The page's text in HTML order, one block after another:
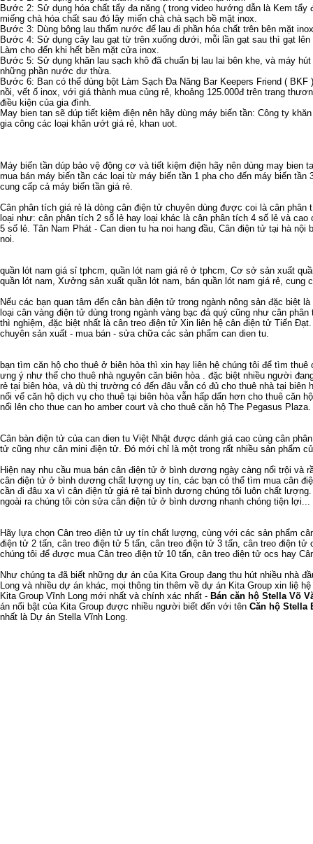
Bước 2: Sử dụng hóa chất tẩy đa năng ( trong video hướng dẫn là Kem tẩy
miếng chà hóa chất sau đó lây miến chà chà sạch bề mặt inox.
Bước 3: Dùng bông lau thấm nước để lau đi phần hóa chất trên bên mặt
Bước 4: Sử dụng cây lau gạt từ trên xuống dưới, mỗi lần gạt sau thì gạt
Làm cho đến khi hết bền mặt cửa inox.
Bước 5: Sử dụng khăn lau sạch khô đã chuẩn bị lau lai bên khe, và máy hút
những phần nước dư thừa.
Bước 6: Ban có thể dùng bột Làm Sạch Đa Năng Bar Keepers Friend ( BKF
nồi, vết ố inox, với giá thành mua củng rẻ, khoảng 125.000đ trên trang
điều kiện của gia đình.
May bien tan sẽ dúp tiết kiệm điện nên hãy dùng máy biến tần: Công ty
gia công các loại khăn ướt giá rẻ khan uot
Máy biến tần dúp bảo vệ động cơ và tiết kiệm điện hãy nên dùng may bien
mua bán máy biến tần các loại từ máy biến tần 1 pha cho đến máy biến tần
cung cấp cả máy biến tần giá rẻ
Cân phân tích giá rẻ là dòng cân điện tử chuyên dùng được coi là cân phân
loại như: cân phân tích 2 số lẻ hay loại khác là cân phân tích 4 số lẻ và cao
5 số lẻ . Tân Nam Phát - Can dien tu ha noi hang đầu, Cân điện tử tại hà nội
noi
quần lót nam giá sỉ tphcm quần lót nam giá rẻ ở tphcm Cơ sở sản xuất
quần lót nam Xưởng sản xuất quần lót nam bán quần lót nam giá rẻ cung
Nếu các bạn quan tâm đến cân bàn điện tử trong ngành nông sản đặc biệt là
loại cân vàng điện tử dùng trong ngành vàng bạc đá quý cũng như cân phân
thì nghiệm, đặc biệt nhất là cân treo điện tử Xin liên hệ cân điện tử Tiến
chuyên sản xuất - mua bán - sửa chữa các sản phẩm can dien tu
bạn tìm căn hộ cho thuê ở biên hòa thì xin hạy liên hệ chúng tôi để tìm thuê
ưng ý như thể cho thuê nhà nguyên căn biên hòa . đặc biệt nhiều người
rẻ tại biên hòa , và dù thị trường có đến đâu vẫn có đủ cho thuê nhà tại biên
nổi vể căn hộ dịch vụ cho thuê tại biên hòa vẫn hấp dẩn hơn cho thuê căn
nổi lên cho thue can ho amber court và cho thuê căn hộ The Pegasus Plaza
Cân bàn điện tử của can dien tu Việt Nhật được dánh giá cao cùng cân
tử cũng như cân mini điện tử . Đó mới chỉ là một trong rất nhiều sản phẩm
Hiện nay nhu cầu mua bán cân điện tử ở bình dương ngày càng nổi trội và
cân điện tử ở bình dương chất lượng uy tín, các bạn có thể tìm mua cân
cần đi đâu xa vì cân điện tử giá rẻ tại bình dương chúng tôi luôn chất
ngoài ra chúng tôi còn sửa cân điện tử ở bình dương nhanh chóng tiện lợi...
Hãy lựa chọn Cân treo điện tử uy tín chất lượng, cùng với các sản phẩm
điện tử 2 tấn cân treo điện tử 5 tấn cân treo điện tử 3 tấn cân treo điện tử
chúng tôi để được mua Cân treo điện tử 10 tấn cân treo điện tử ocs hay
Như chúng ta đã biết những dự án của Kita Group đang thu hút nhiều nhà
Long và nhiều dự án khác, mọi thông tin thêm về dự án Kita Group xin liệ hệ
Kita Group Vĩnh Long mới nhất và chính xác nhất - Bán căn hộ Stella Võ
án nổi bật của Kita Group được nhiều người biết đến với tên Căn hộ Stella
nhất là Dự án Stella Vĩnh Long